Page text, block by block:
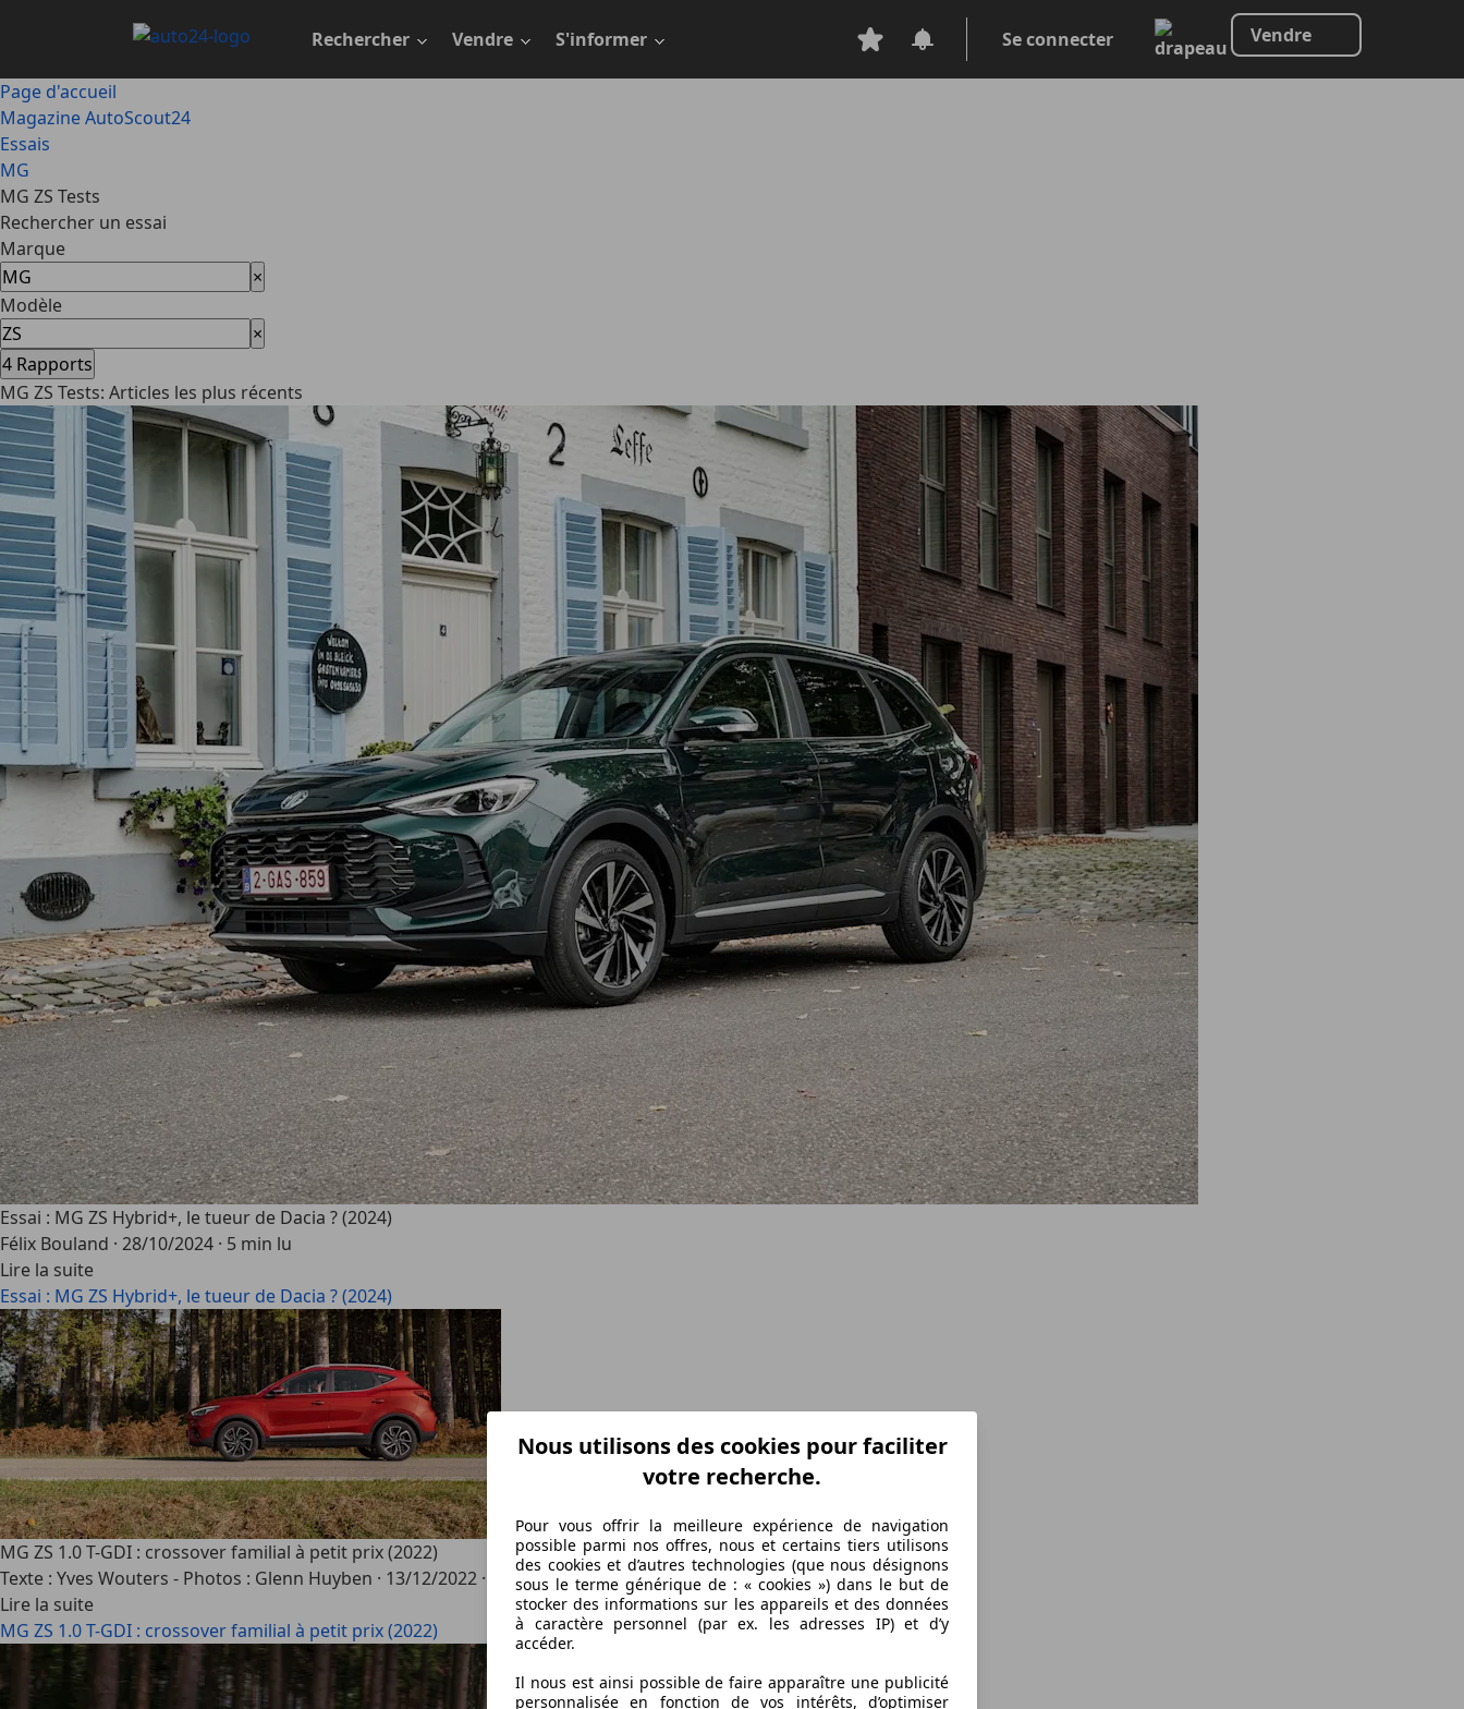
principal
Rechercher Vendre S'informer Se connecter Vendre
Nous utilisons des cookies pour faciliter
votre recherche.
Pour vous offrir la meilleure expérience de navigation
possible parmi nos offres, nous et certains tiers utilisons
des cookies et d’autres technologies (que nous désignons
sous le terme générique de : « cookies ») dans le but de
stocker des informations sur les appareils et des données
à caractère personnel (par ex. les adresses IP) et d’y
accéder.
Il nous est ainsi possible de faire apparaître une publicité
personnalisée en fonction de vos intérêts, d’optimiser
Page d'accueil
Magazine AutoScout24
Essais
MG
MG ZS Tests
Rechercher un essai
Marque
×
Modèle
×
4 Rapports
MG ZS Tests: Articles les plus récents
Essai : MG ZS Hybrid+, le tueur de Dacia ? (2024)
Félix Bouland · 28/10/2024 · 5 min lu
Lire la suite
Essai : MG ZS Hybrid+, le tueur de Dacia ? (2024)
MG ZS 1.0 T-GDI : crossover familial à petit prix (2022)
Texte : Yves Wouters - Photos : Glenn Huyben · 13/12/2022 ·
4 min lu
Lire la suite
MG ZS 1.0 T-GDI : crossover familial à petit prix (2022)